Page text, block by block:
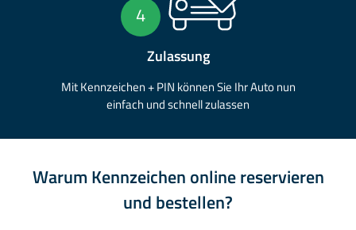
4
Zulassung
Mit Kennzeichen + PIN können Sie Ihr Auto nun
einfach und schnell zulassen
Warum Kennzeichen online reservieren
und bestellen?